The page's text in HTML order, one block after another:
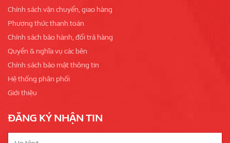
Chính sách vận chuyển, giao hàng
Phương thức thanh toán
Chính sách bảo hành, đổi trả hàng
Quyền & nghĩa vụ các bên
Chính sách bảo mật thông tin
Hệ thống phân phối
Giới thiệu
ĐĂNG KÝ NHẬN TIN